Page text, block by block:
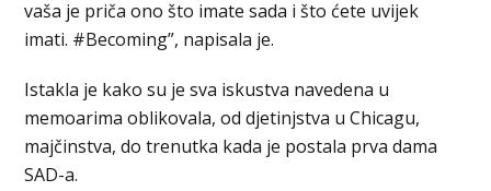
vaša je priča ono što imate sada i što ćete uvijek
imati. #Becoming”, napisala je.
Istakla je kako su je sva iskustva navedena u
memoarima oblikovala, od djetinjstva u Chicagu,
majčinstva, do trenutka kada je postala prva dama
SAD-a.